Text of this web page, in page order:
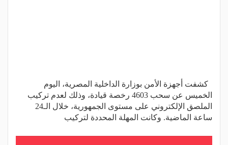
كشفت أجهزة الأمن بوزارة الداخلية المصرية، اليوم
الخميس عن سحب 4603 رخصة قيادة، وذلك لعدم تركيب
الملصق الإلكتروني على مستوى الجمهورية، خلال الـ24
ساعة الماضية. وكانت المهلة المحددة لتركيب